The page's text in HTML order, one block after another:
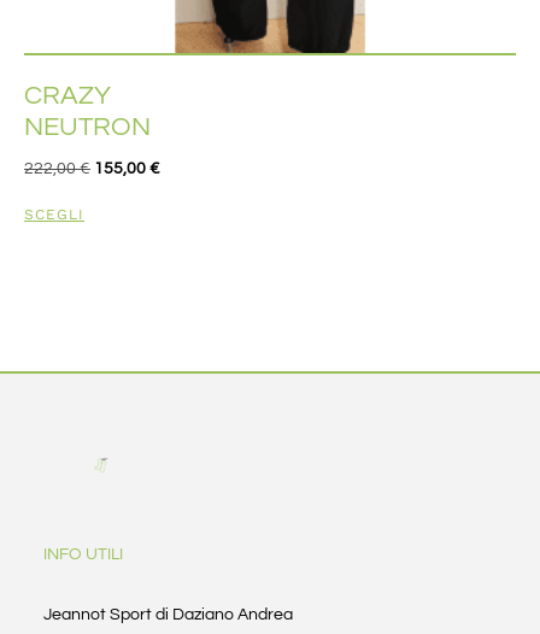
CRAZY
NEUTRON
222,00€ 155,00 €
SCEGLI
INFO UTILI
Jeannot Sport di Daziano Andrea